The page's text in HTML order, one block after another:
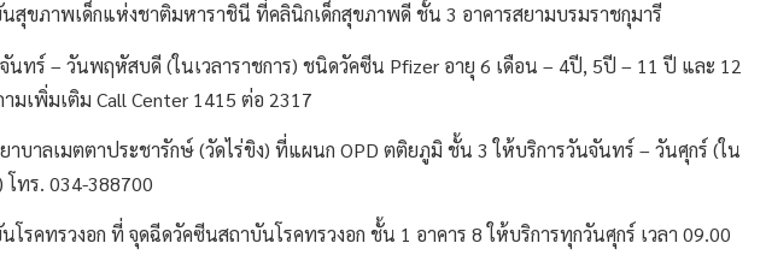
าพเด็กแห่งชาติมหาราชินี ที่คลินิกเด็กสุขภาพดี ชั้น 3 อาคารสยามบรมราชกุมารี
นทร์ – วันพฤหัสบดี (ในเวลาราชการ) ชนิดวัคซีน Pfizer อายุ 6 เดือน – 4ปี, 5ปี – 11 ปี และ 12
มเพิ่มเติม Call Center 1415 ต่อ 2317
ลเมตตาประชารักษ์ (วัดไร่ขิง) ที่แผนก OPD ตติยภูมิ ชั้น 3 ให้บริการวันจันทร์ – วันศุกร์ (ใน
โทร. 034-388700
ทรวงอก ที่ จุดฉีดวัคซีนสถาบันโรคทรวงอก ชั้น 1 อาคาร 8 ให้บริการทุกวันศุกร์ เวลา 09.00